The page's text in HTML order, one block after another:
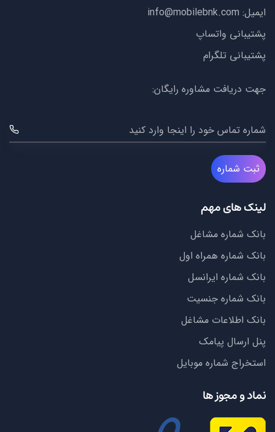
ایمیل: info@mobilebnk.com
پشتیبانی واتساپ
پشتیبانی تلگرام
جهت دریافت مشاوره رایگان:
شماره تماس خود را اینجا وارد کنید
ثبت شماره
لینک های مهم
بانک شماره مشاغل
بانک شماره همراه اول
بانک شماره ایرانسل
بانک شماره جنسیت
بانک اطلاعات مشاغل
پنل ارسال پیامک
استخراج شماره موبایل
نماد و مجوز ها